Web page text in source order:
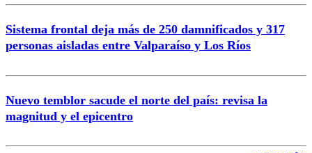
Sistema frontal deja más de 250 damnificados y 317
personas aisladas entre Valparaíso y Los Ríos
Nuevo temblor sacude el norte del país: revisa la
magnitud y el epicentro